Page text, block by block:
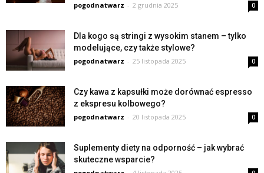
pogodnatwarz - 2 grudnia 2025 0
Dla kogo są stringi z wysokim stanem – tylko
modelujące, czy także stylowe?
pogodnatwarz - 25 listopada 2025 0
Czy kawa z kapsułki może dorównać espresso
z ekspresu kolbowego?
pogodnatwarz - 20 listopada 2025 0
Suplementy diety na odporność – jak wybrać
skuteczne wsparcie?